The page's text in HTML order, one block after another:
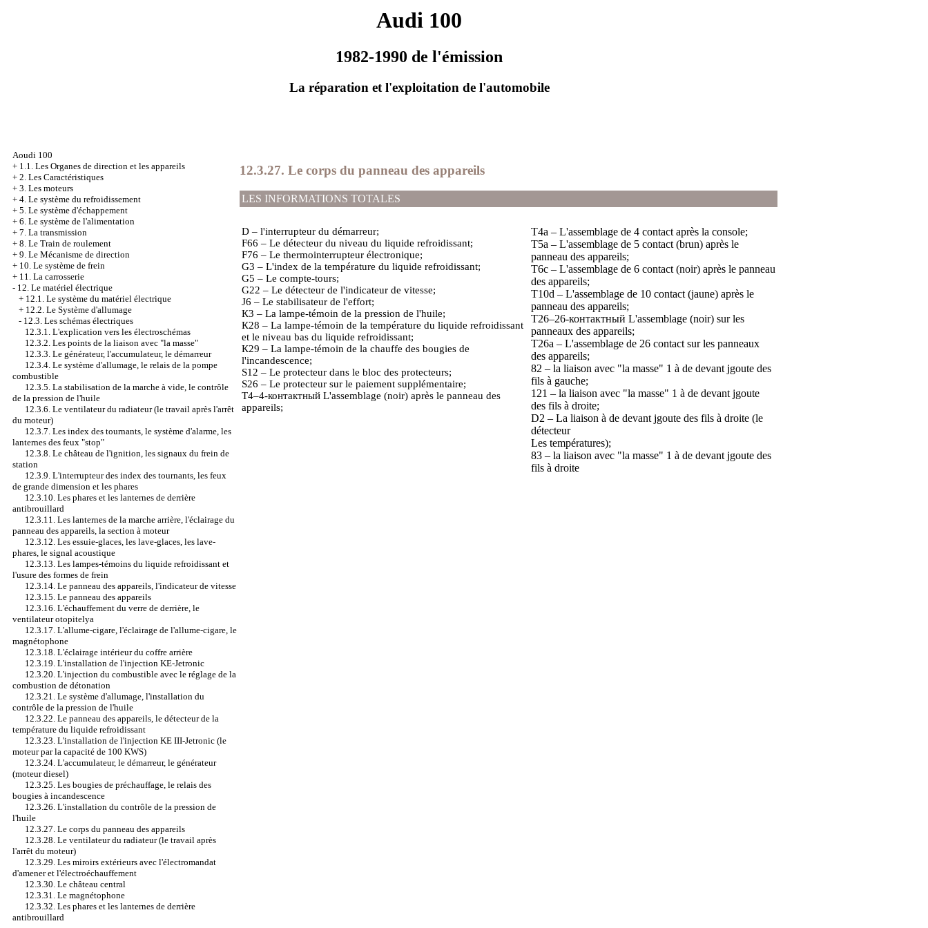
Audi 100
1982-1990 de l'émission
La réparation et l'exploitation de l'automobile
Aoudi 100
+ 1.1. Les Organes de direction et les appareils
+ 2. Les Caractéristiques
+ 3. Les moteurs
+ 4. Le système du refroidissement
+ 5. Le système d'échappement
+ 6. Le système de l'alimentation
+ 7. La transmission
+ 8. Le Train de roulement
+ 9. Le Mécanisme de direction
+ 10. Le système de frein
+ 11. La carrosserie
- 12. Le matériel électrique
+ 12.1. Le système du matériel électrique
+ 12.2. Le Système d'allumage
- 12.3. Les schémas électriques
12.3.1. L'explication vers les électroschémas
12.3.2. Les points de la liaison avec "la masse"
12.3.3. Le générateur, l'accumulateur, le démarreur
12.3.4. Le système d'allumage, le relais de la pompe
combustible
12.3.5. La stabilisation de la marche à vide, le contrôle
de la pression de l'huile
12.3.6. Le ventilateur du radiateur (le travail après l'arrêt
du moteur)
12.3.7. Les index des tournants, le système d'alarme, les
lanternes des feux "stop"
12.3.8. Le château de l'ignition, les signaux du frein de
station
12.3.9. L'interrupteur des index des tournants, les feux
de grande dimension et les phares
12.3.10. Les phares et les lanternes de derrière
antibrouillard
12.3.11. Les lanternes de la marche arrière, l'éclairage du
panneau des appareils, la section à moteur
12.3.12. Les essuie-glaces, les lave-glaces, les lave-
phares, le signal acoustique
12.3.13. Les lampes-témoins du liquide refroidissant et
l'usure des formes de frein
12.3.14. Le panneau des appareils, l'indicateur de vitesse
12.3.15. Le panneau des appareils
12.3.16. L'échauffement du verre de derrière, le
ventilateur otopitelya
12.3.17. L'allume-cigare, l'éclairage de l'allume-cigare, le
magnétophone
12.3.18. L'éclairage intérieur du coffre arrière
12.3.19. L'installation de l'injection KE-Jetronic
12.3.20. L'injection du combustible avec le réglage de la
combustion de détonation
12.3.21. Le système d'allumage, l'installation du
contrôle de la pression de l'huile
12.3.22. Le panneau des appareils, le détecteur de la
température du liquide refroidissant
12.3.23. L'installation de l'injection KE III-Jetronic (le
moteur par la capacité de 100 KWS)
12.3.24. L'accumulateur, le démarreur, le générateur
(moteur diesel)
12.3.25. Les bougies de préchauffage, le relais des
bougies à incandescence
12.3.26. L'installation du contrôle de la pression de
l'huile
12.3.27. Le corps du panneau des appareils
12.3.28. Le ventilateur du radiateur (le travail après
l'arrêt du moteur)
12.3.29. Les miroirs extérieurs avec l'électromandat
d'amener et l'électroéchauffement
12.3.30. Le château central
12.3.31. Le magnétophone
12.3.32. Les phares et les lanternes de derrière
antibrouillard
12.3.27. Le corps du panneau des appareils
LES INFORMATIONS TOTALES
D – l'interrupteur du démarreur;
F66 – Le détecteur du niveau du liquide refroidissant;
F76 – Le thermointerrupteur électronique;
G3 – L'index de la température du liquide refroidissant;
G5 – Le compte-tours;
G22 – Le détecteur de l'indicateur de vitesse;
J6 – Le stabilisateur de l'effort;
К3 – La lampe-témoin de la pression de l'huile;
К28 – La lampe-témoin de la température du liquide refroidissant
et le niveau bas du liquide refroidissant;
К29 – La lampe-témoin de la chauffe des bougies de
l'incandescence;
S12 – Le protecteur dans le bloc des protecteurs;
S26 – Le protecteur sur le paiement supplémentaire;
Т4–4-контактный L'assemblage (noir) après le panneau des
appareils;
Т4а – L'assemblage de 4 contact après la console;
Т5а – L'assemblage de 5 contact (brun) après le
panneau des appareils;
Т6с – L'assemblage de 6 contact (noir) après le panneau
des appareils;
Т10d – L'assemblage de 10 contact (jaune) après le
panneau des appareils;
Т26–26-контактный L'assemblage (noir) sur les
panneaux des appareils;
Т26а – L'assemblage de 26 contact sur les panneaux
des appareils;
82 – la liaison avec "la masse" 1 à de devant jgoute des
fils à gauche;
121 – la liaison avec "la masse" 1 à de devant jgoute
des fils à droite;
D2 – La liaison à de devant jgoute des fils à droite (le
détecteur
Les températures);
83 – la liaison avec "la masse" 1 à de devant jgoute des
fils à droite